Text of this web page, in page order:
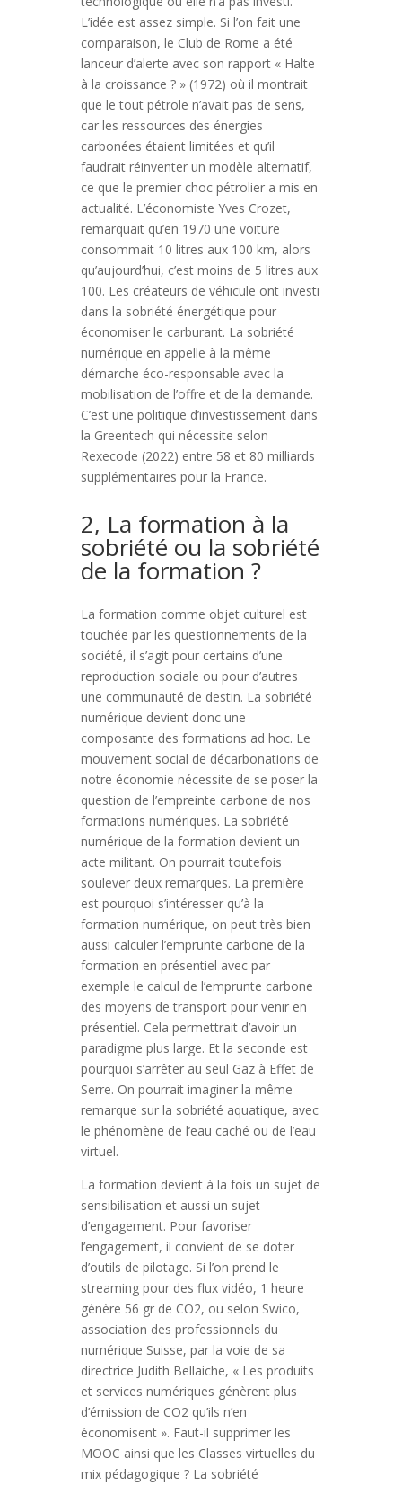
L’idée est assez simple. Si l’on fait une
comparaison, le Club de Rome a été
lanceur d’alerte avec son rapport « Halte
à la croissance ? » (1972) où il montrait
que le tout pétrole n’avait pas de sens,
car les ressources des énergies
carbonées étaient limitées et qu’il
faudrait réinventer un modèle alternatif,
ce que le premier choc pétrolier a mis en
actualité. L’économiste Yves Crozet,
remarquait qu’en 1970 une voiture
consommait 10 litres aux 100 km, alors
qu’aujourd’hui, c’est moins de 5 litres aux
100. Les créateurs de véhicule ont investi
dans la sobriété énergétique pour
économiser le carburant. La sobriété
numérique en appelle à la même
démarche éco-responsable avec la
mobilisation de l’offre et de la demande.
C’est une politique d’investissement dans
la Greentech qui nécessite selon
Rexecode (2022) entre 58 et 80 milliards
supplémentaires pour la France.
2, La formation à la
sobriété ou la sobriété
de la formation ?
La formation comme objet culturel est
touchée par les questionnements de la
société, il s’agit pour certains d’une
reproduction sociale ou pour d’autres
une communauté de destin. La sobriété
numérique devient donc une
composante des formations ad hoc. Le
mouvement social de décarbonations de
notre économie nécessite de se poser la
question de l’empreinte carbone de nos
formations numériques. La sobriété
numérique de la formation devient un
acte militant. On pourrait toutefois
soulever deux remarques. La première
est pourquoi s’intéresser qu’à la
formation numérique, on peut très bien
aussi calculer l’emprunte carbone de la
formation en présentiel avec par
exemple le calcul de l’emprunte carbone
des moyens de transport pour venir en
présentiel. Cela permettrait d’avoir un
paradigme plus large. Et la seconde est
pourquoi s’arrêter au seul Gaz à Effet de
Serre. On pourrait imaginer la même
remarque sur la sobriété aquatique, avec
le phénomène de l’eau caché ou de l’eau
virtuel.
La formation devient à la fois un sujet de
sensibilisation et aussi un sujet
d’engagement. Pour favoriser
l’engagement, il convient de se doter
d’outils de pilotage. Si l’on prend le
streaming pour des flux vidéo, 1 heure
génère 56 gr de CO2, ou selon Swico,
association des professionnels du
numérique Suisse, par la voie de sa
directrice Judith Bellaiche, « Les produits
et services numériques génèrent plus
d’émission de CO2 qu’ils n’en
économisent ». Faut-il supprimer les
MOOC ainsi que les Classes virtuelles du
mix pédagogique ? La sobriété